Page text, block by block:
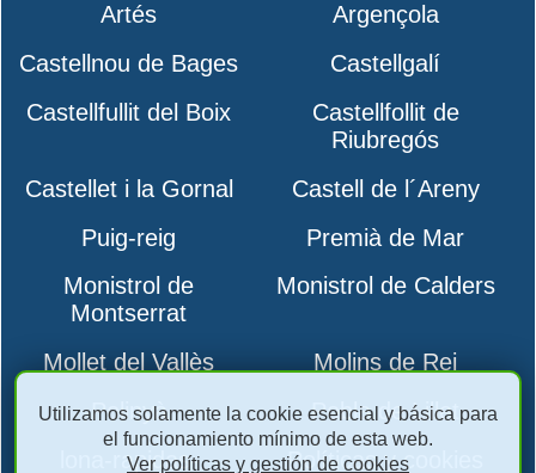
Artés
Argençola
Castellnou de Bages
Castellgalí
Castellfullit del Boix
Castellfollit de
Riubregós
Castellet i la Gornal
Castell de l´Areny
Puig-reig
Premià de Mar
Monistrol de
Montserrat
Monistrol de Calders
Mollet del Vallès
Molins de Rei
Polinyà
Pobla de Lillet
lona-rapidas-
Políticas y cookies
Utilizamos solamente la cookie esencial y básica para
el funcionamiento mínimo de esta web.
Ver políticas y gestión de cookies